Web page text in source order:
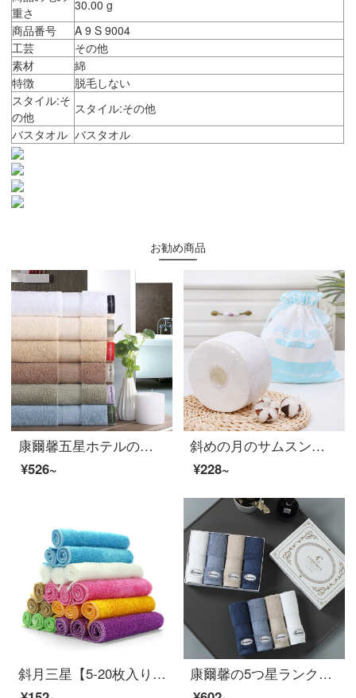
重さ
30.00 g
商品番号
A 9 S 9004
工芸
その他
素材
綿
特徴
脱毛しない
スタイル:そ
の他
スタイル:その他
バスタオル バスタオル
お勧め商品
康爾馨五星ホテルの全綿に厚いバスタオルの綿を加えて、男女通用の青い灰色650 g 140*80 cmを吸水します。
¥526~
斜めの月のサムスンの真珠の紋様は顔のタオルの綿の柔らかいタオルを拭いて乾かします両は1回限りで美容して化粧を落として顔のタオルの180 gの綿の柔らかいタオル（60段）の2巻を化粧して詰めます
¥228~
斜月三星【5-20枚入り】多機能百潔タオル竹繊維厨房雑巾洗いタオル5枚入り竹繊維雑巾
康爾馨の5つ星ランクのホテルのタオルの家庭用紡織の綿のスカーフは携帯して顔を洗ってタオルの家庭の柔軟な吸水の4つの贈り物の箱を携帯して詰めます。